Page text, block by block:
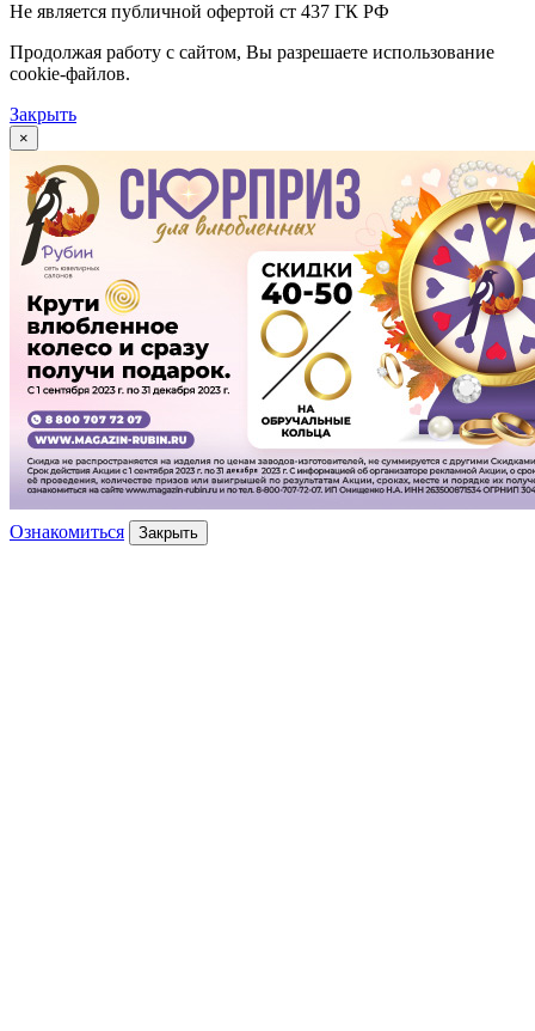
Не является публичной офертой ст 437 ГК РФ
Продолжая работу с сайтом, Вы разрешаете использование
cookie-файлов.
Закрыть
×
Ознакомиться Закрыть